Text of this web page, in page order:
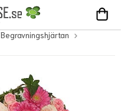
Begravningshjärtan